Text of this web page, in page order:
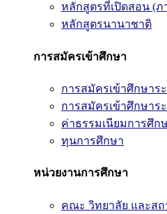
หลักสูตรที่เปิดสอน (ภ
หลักสูตรนานาชาติ
การสมัครเข้าศึกษา
การสมัครเข้าศึกษา
การสมัครเข้าศึกษา
ค่าธรรมเนียมการศึก
ทุนการศึกษา
หน่วยงานการศึกษา
คณะ วิทยาลัย และส